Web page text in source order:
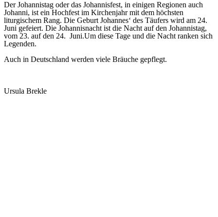
Der Johannistag oder das Johannisfest, in einigen Regionen auch
Johanni, ist ein Hochfest im Kirchenjahr mit dem höchsten
liturgischem Rang. Die Geburt Johannes‘ des Täufers wird am 24.
Juni gefeiert. Die Johannisnacht ist die Nacht auf den Johannistag,
vom 23. auf den 24. Juni.Um diese Tage und die Nacht ranken sich
Legenden.
Auch in Deutschland werden viele Bräuche gepflegt.
Ursula Brekle